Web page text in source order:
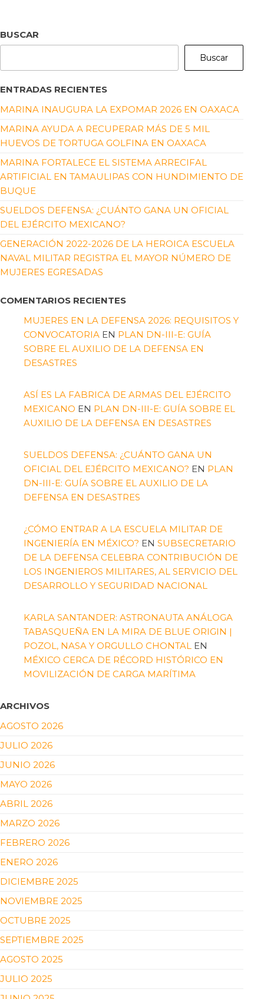
BUSCAR
Buscar
ENTRADAS RECIENTES
MARINA INAUGURA LA EXPOMAR 2026 EN OAXACA
MARINA AYUDA A RECUPERAR MÁS DE 5 MIL
HUEVOS DE TORTUGA GOLFINA EN OAXACA
MARINA FORTALECE EL SISTEMA ARRECIFAL
ARTIFICIAL EN TAMAULIPAS CON HUNDIMIENTO DE
BUQUE
SUELDOS DEFENSA: ¿CUÁNTO GANA UN OFICIAL
DEL EJÉRCITO MEXICANO?
GENERACIÓN 2022-2026 DE LA HEROICA ESCUELA
NAVAL MILITAR REGISTRA EL MAYOR NÚMERO DE
MUJERES EGRESADAS
COMENTARIOS RECIENTES
MUJERES EN LA DEFENSA 2026: REQUISITOS Y
CONVOCATORIA EN PLAN DN-III-E: GUÍA
SOBRE EL AUXILIO DE LA DEFENSA EN
DESASTRES
ASÍ ES LA FABRICA DE ARMAS DEL EJÉRCITO
MEXICANO EN PLAN DN-III-E: GUÍA SOBRE EL
AUXILIO DE LA DEFENSA EN DESASTRES
SUELDOS DEFENSA: ¿CUÁNTO GANA UN
OFICIAL DEL EJÉRCITO MEXICANO? EN PLAN
DN-III-E: GUÍA SOBRE EL AUXILIO DE LA
DEFENSA EN DESASTRES
¿CÓMO ENTRAR A LA ESCUELA MILITAR DE
INGENIERÍA EN MÉXICO? EN SUBSECRETARIO
DE LA DEFENSA CELEBRA CONTRIBUCIÓN DE
LOS INGENIEROS MILITARES, AL SERVICIO DEL
DESARROLLO Y SEGURIDAD NACIONAL
KARLA SANTANDER: ASTRONAUTA ANÁLOGA
TABASQUEÑA EN LA MIRA DE BLUE ORIGIN |
POZOL, NASA Y ORGULLO CHONTAL EN
MÉXICO CERCA DE RÉCORD HISTÓRICO EN
MOVILIZACIÓN DE CARGA MARÍTIMA
ARCHIVOS
AGOSTO 2026
JULIO 2026
JUNIO 2026
MAYO 2026
ABRIL 2026
MARZO 2026
FEBRERO 2026
ENERO 2026
DICIEMBRE 2025
NOVIEMBRE 2025
OCTUBRE 2025
SEPTIEMBRE 2025
AGOSTO 2025
JULIO 2025